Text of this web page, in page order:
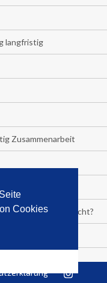
Cookies
langfristig
Zusammenarbeit
seit 2013 vervierfacht?